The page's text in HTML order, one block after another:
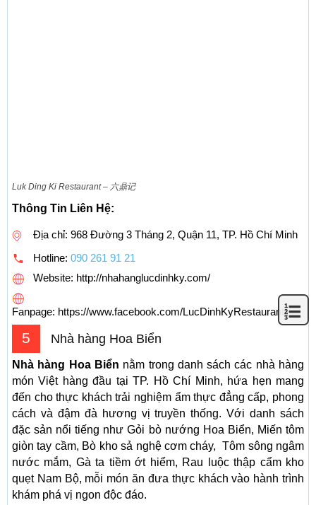
Luk Ding Ki Restaurant – 六鼎记
Thông Tin Liên Hệ:
Địa chỉ: 968 Đường 3 Tháng 2, Quận 11, TP. Hồ Chí Minh
Hotline: 090 261 91 21
Website: http://nhahanglucdinhky.com/
Fanpage: https://www.facebook.com/LucDinhKyRestaurant
5 Nhà hàng Hoa Biển
Nhà hàng Hoa Biển nằm trong danh sách các nhà hàng
món Việt hàng đầu tại TP. Hồ Chí Minh, hứa hẹn mang
đến cho thực khách trải nghiệm ẩm thực đẳng cấp, phong
cách và đậm đà hương vị truyền thống. Với danh sách
đặc sản nổi tiếng như Gỏi bò nướng Hoa Biển, Miến tôm
giòn tay cầm, Bò kho sả nghệ cơm cháy, Tôm sông ngâm
nước mắm, Gà ta tiềm ớt hiểm, Rau luộc thập cẩm kho
quẹt Nam Bộ, mỗi món ăn đưa thực khách vào hành trình
khám phá vị ngon độc đáo.